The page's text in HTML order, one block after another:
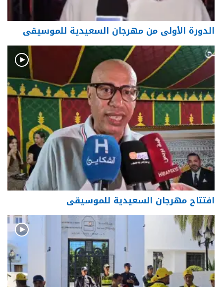
الدورة الأولى من مهرجان السعيدية للموسيقى
افتتاح مهرجان السعيدية للموسيقى